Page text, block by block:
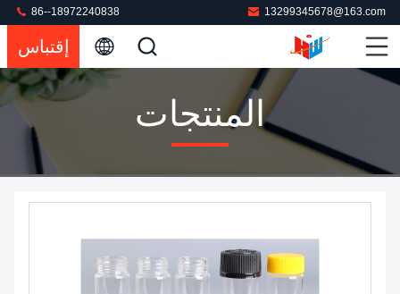
13299345678@163.com
86--18972240838
إقتباس
المنتجات